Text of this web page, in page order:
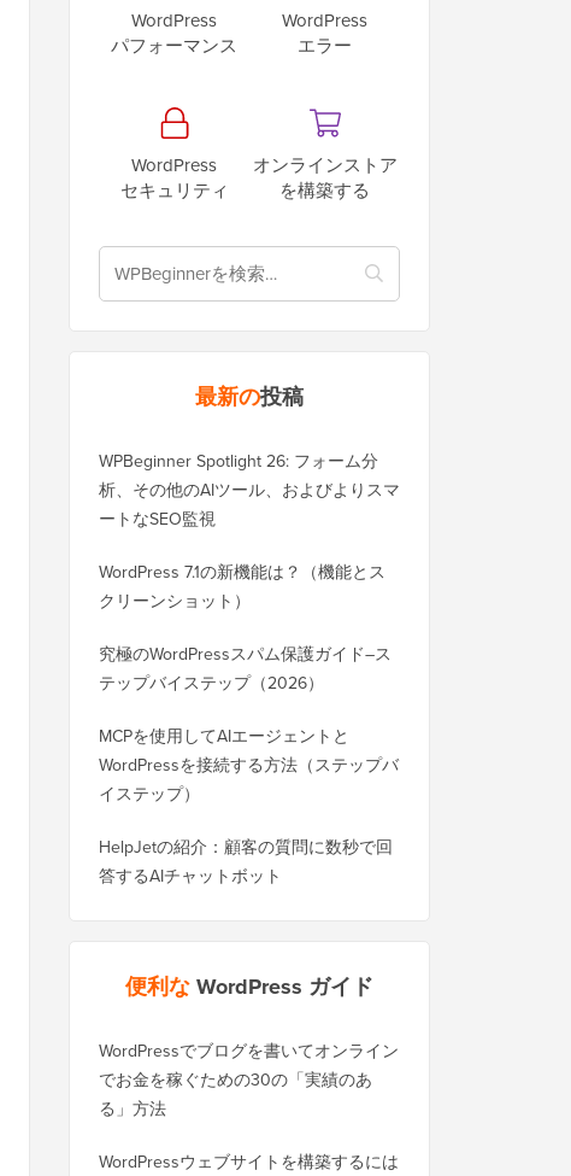
WordPress
パフォーマンス
WordPress
エラー
WordPress
セキュリティ
オンラインストア
を構築する
最新の投稿
WPBeginner Spotlight 26: フォーム分
析、その他のAIツール、およびよりスマ
ートなSEO監視
WordPress 7.1の新機能は？（機能とス
クリーンショット）
究極のWordPressスパム保護ガイド–ス
テップバイステップ（2026）
MCPを使用してAIエージェントと
WordPressを接続する方法（ステップバ
イステップ）
HelpJetの紹介：顧客の質問に数秒で回
答するAIチャットボット
便利なWordPress ガイド
WordPressでブログを書いてオンライン
でお金を稼ぐための30の「実績のあ
る」方法
WordPressウェブサイトを構築するには